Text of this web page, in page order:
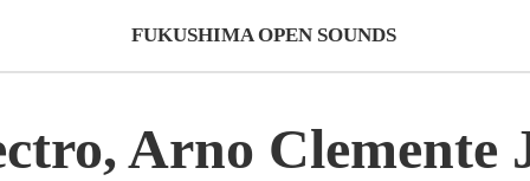
FUKUSHIMA OPEN SOUNDS
Arno Clemente